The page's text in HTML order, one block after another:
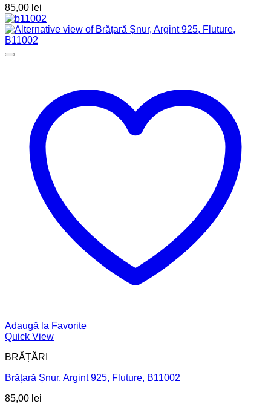
85,00 lei
Adaugă la Favorite
Quick View
BRĂȚĂRI
Brățară Șnur, Argint 925, Fluture, B11002
85,00 lei